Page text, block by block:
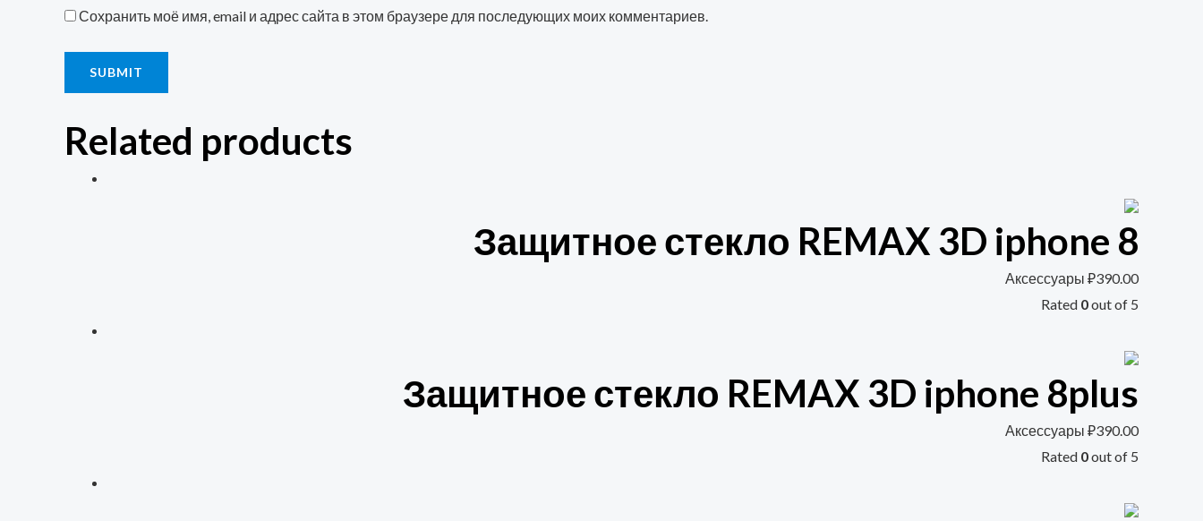
Сохранить моё имя, email и адрес сайта в этом браузере для последующих моих комментариев.
Related products
Защитное стекло REMAX 3D iphone 8
Аксессуары ₽390.00
Rated 0out of 5
Защитное стекло REMAX 3D iphone 8plus
Аксессуары ₽390.00
Rated 0out of 5